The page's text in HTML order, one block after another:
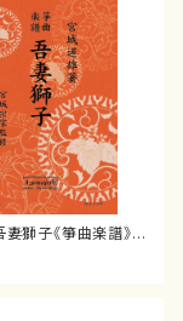
獅子《箏曲楽譜》
雄著・宮城宗家監修/
）